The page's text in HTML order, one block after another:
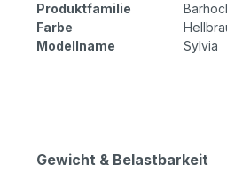
Produktfamilie
Farbe
Modellname
Sylvia
Gewicht & Belastbarkeit